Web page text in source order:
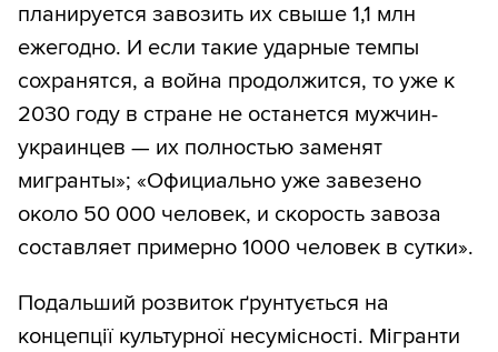
планируется завозить их свыше 1,1 млн
ежегодно. И если такие ударные темпы
сохранятся, а война продолжится, то уже к
2030 году в стране не останется мужчин-
украинцев — их полностью заменят
мигранты»; «Официально уже завезено
около 50 000 человек, и скорость завоза
составляет примерно 1000 человек в сутки».
Подальший розвиток ґрунтується на
концепції культурної несумісності. Мігранти